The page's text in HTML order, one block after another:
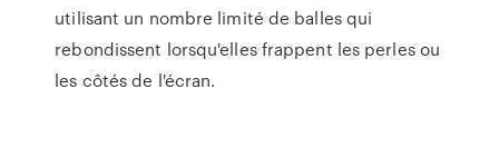
utilisant un nombre limité de balles qui
rebondissent lorsqu'elles frappent les perles ou
les côtés de l'écran.